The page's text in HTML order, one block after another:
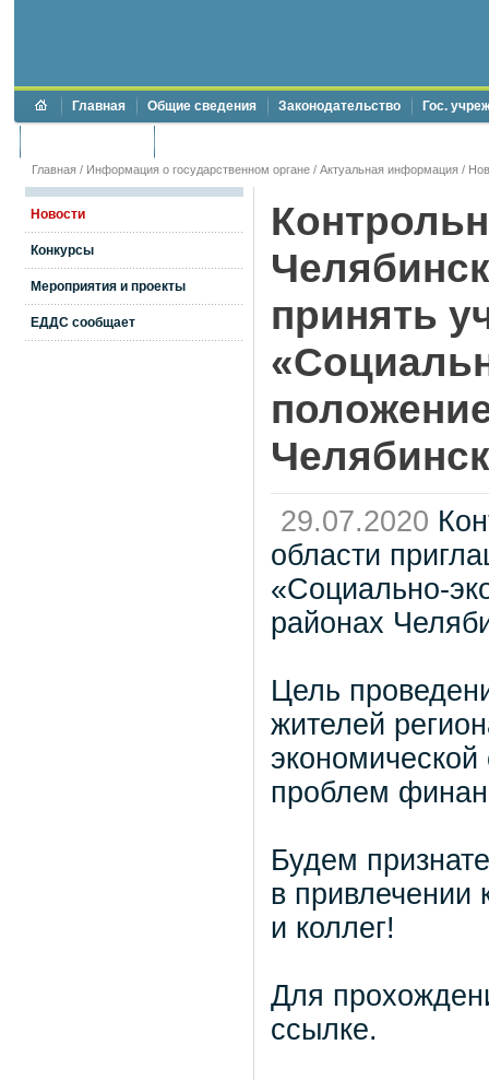
Главная Общие сведения Законодательство Гос.
Главная / Информация о государственном органе / Актуальная информация /
Новости
Конкурсы
Мероприятия и проекты
ЕДДС сообщает
принять
29.07.2020
области
«Социально-
районах
Цель
жителей
проблем
Будем
в привлечении
и коллег!
Для
ссылке.